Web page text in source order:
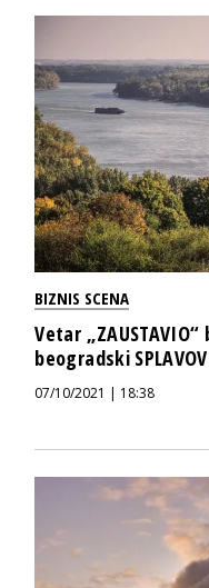
BIZNIS SCENA
Vetar
beogradski
07/10/2021 | 18:38